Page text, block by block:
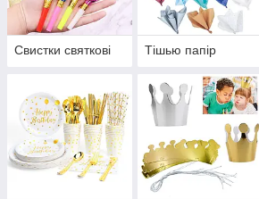
Свистки святкові Тішью папір